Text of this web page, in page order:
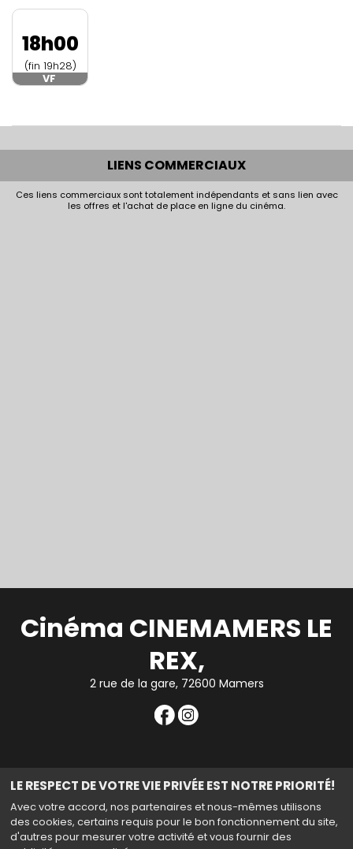
LE RESPECT DE VOTRE VIE PRIVÉE EST NOTRE PRIORITÉ!
Avec votre accord, nos partenaires et nous-mêmes utilisons
des cookies, certains requis pour le bon fonctionnement du site,
d'autres pour mesurer votre activité et vous fournir des
18h00
(fin 19h28)
VF
LIENS COMMERCIAUX
Ces liens commerciaux sont totalement indépendants et sans lien avec
les offres et l'achat de place en ligne du cinéma.
Cinéma CINEMAMERS LE
REX,
2 rue de la gare, 72600 Mamers
Mentions légales|Contact| Tel : 02 43 97 59 39